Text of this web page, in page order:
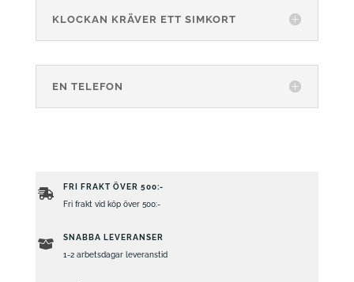
KLOCKAN KRÄVER ETT SIMKORT
EN TELEFON
FRI FRAKT ÖVER 500:-
Fri frakt vid köp över 500:-
SNABBA LEVERANSER
1-2 arbetsdagar leveranstid